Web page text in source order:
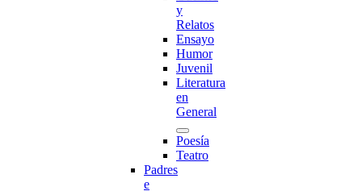
y
Relatos
Ensayo
Humor
Juvenil
Literatura
en
General
Poesía
Teatro
Padres
e